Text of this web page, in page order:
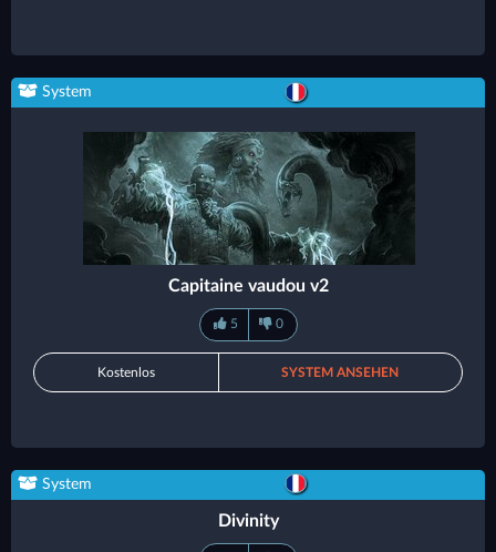
System
Capitaine vaudou v2
5 0
Kostenlos SYSTEM ANSEHEN
System
Divinity